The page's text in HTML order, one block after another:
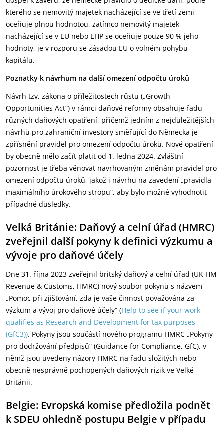
kterého se nemovitý majetek nacházející se ve třetí zemi
oceňuje plnou hodnotou, zatímco nemovitý majetek
nacházející se v EU nebo EHP se oceňuje pouze 90 % jeho
hodnoty, je v rozporu se zásadou EU o volném pohybu
kapitálu.
Poznatky k návrhům na další omezení odpočtu úroků
Návrh tzv. zákona o příležitostech růstu („Growth
Opportunities Act“) v rámci daňové reformy obsahuje řadu
různých daňových opatření, přičemž jedním z nejdůležitějších
návrhů pro zahraniční investory směřující do Německa je
zpřísnění pravidel pro omezení odpočtu úroků. Nové opatření
by obecně mělo začít platit od 1. ledna 2024. Zvláštní
pozornost je třeba věnovat navrhovaným změnám pravidel pro
omezení odpočtu úroků, jakož i návrhu na zavedení „pravidla
maximálního úrokového stropu“, aby bylo možné vyhodnotit
případné důsledky.
Velká Británie: Daňový a celní úřad (HMRC)
zveřejnil další pokyny k definici výzkumu a
vývoje pro daňové účely
Dne 31. října 2023 zveřejnil britský daňový a celní úřad (UK HM
Revenue & Customs, HMRC) nový soubor pokynů s názvem
„Pomoc při zjišťování, zda je vaše činnost považována za
výzkum a vývoj pro daňové účely“ (Help to see if your work
qualifies as Research and Development for tax purposes
(GfC3)). Pokyny jsou součástí nového programu HMRC „Pokyny
pro dodržování předpisů“ (Guidance for Compliance, GfC), v
němž jsou uvedeny názory HMRC na řadu složitých nebo
obecně nesprávně pochopených daňových rizik ve Velké
Británii.
Belgie: Evropská komise předložila podnět
k SDEU ohledně postupu Belgie v případu